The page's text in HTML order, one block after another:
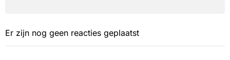
Er zijn nog geen reacties geplaatst